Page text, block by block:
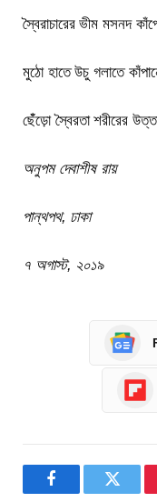
স্বৈরাচারের ভীম মসনদ
মুঠো হাতে উচু গলাতে
ছেঁঁড়ো স্বৈরতা শরীরের
অনুপম দেবাশীষ রায়
পান্থপথ, ঢাকা
৭ অগাস্ট, ২০১৯
FacebookTwitter